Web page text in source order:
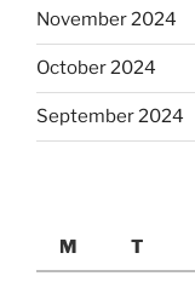
November 2024
October 2024
September 2024
M
T